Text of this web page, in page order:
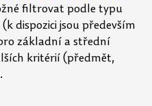
filtrovat podle typu
dispozici jsou především
základní a střední
kritérií (předmět,